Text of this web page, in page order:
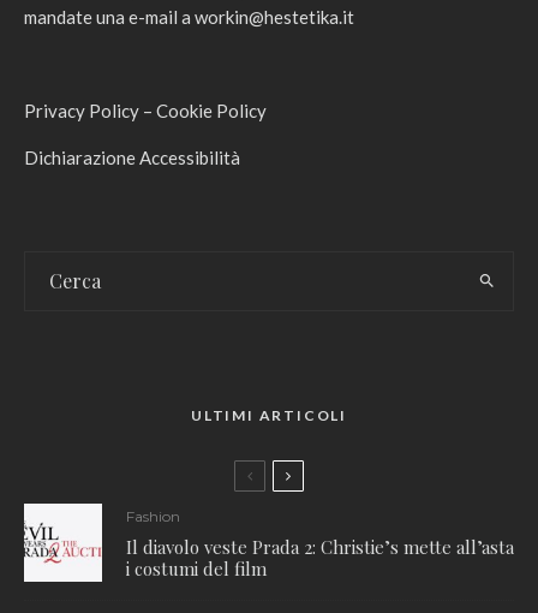
mandate una e-mail a workin@hestetika.it
Privacy Policy – Cookie Policy
Dichiarazione Accessibilità
ULTIMI ARTICOLI
Fashion
Il diavolo veste Prada 2: Christie’s mette all’asta
i costumi del film